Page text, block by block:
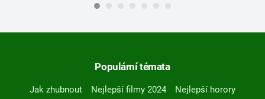
Populární témata
Jak zhubnout Nejlepší filmy 2024
Nejlepší horory